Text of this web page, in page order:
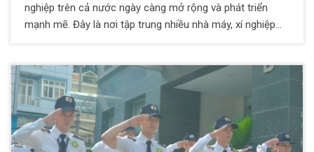
nghiệp trên cả nước ngày càng mở rộng và phát triển
mạnh mẽ. Đây là nơi tập trung nhiều nhà máy, xí nghiệp
được chú trọng hơn để đảm bảo cho các doanh nghiệp
an tâm kinh doanh sản xuất.